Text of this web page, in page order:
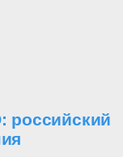
российский